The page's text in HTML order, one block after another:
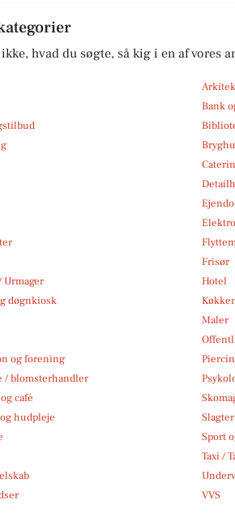
hvad du søgte, så kig i en af vores
Bank
Frisør
Urmager
Hotel
døgnkiosk
Maler
og forening
/ blomsterhandler
café
hudpleje
Slagter
Sport
Taxi /
VVS